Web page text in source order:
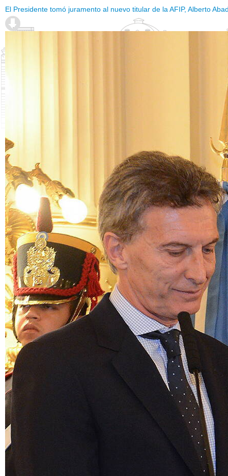
El Presidente tomó juramento al nuevo titular de la AFIP, Alberto